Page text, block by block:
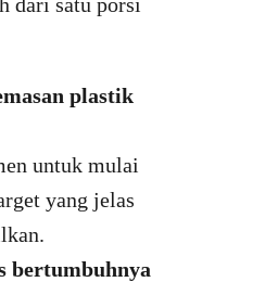
plastik
untuk mulai
yang jelas
bertumbuhnya